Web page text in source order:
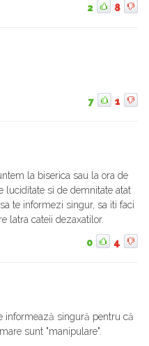
2 8
7 1
la biserica sau la ora de
luciditate si de demnitate atat
te informezi singur, sa iti faci
latra cateii dezaxatilor.
0 4
informează singură pentru că
sunt "manipulare".